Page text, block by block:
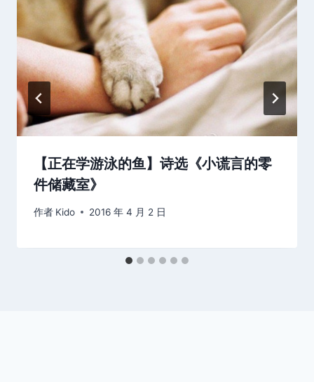
【正在学游泳的鱼】诗选《小谎言的零
件储藏室》
作者 Kido 2016 年 4 月 2 日